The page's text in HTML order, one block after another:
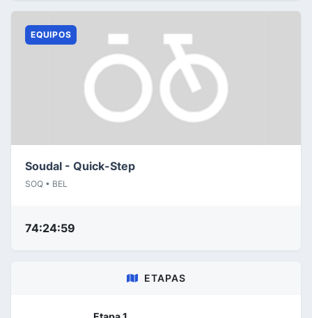
EQUIPOS
Soudal - Quick-Step
SOQ • BEL
74:24:59
ETAPAS